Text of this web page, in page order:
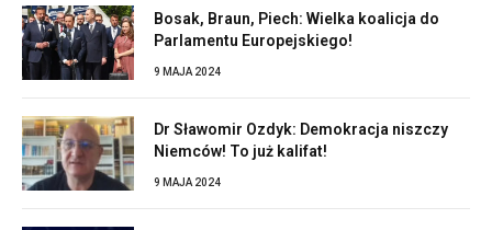
Bosak, Braun, Piech: Wielka koalicja do
Parlamentu Europejskiego!
9 MAJA 2024
Dr Sławomir Ozdyk: Demokracja niszczy
Niemców! To już kalifat!
9 MAJA 2024